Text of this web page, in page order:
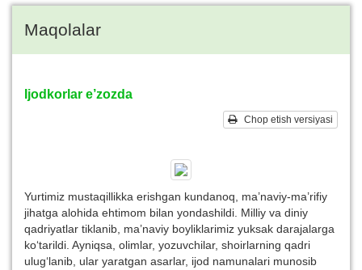
Maqolalar
Ijodkorlar e’zozda
Chop etish versiyasi
Yurtimiz mustaqillikka erishgan kundanoq, ma’naviy-ma’rifiy
jihatga alohida ehtimom bilan yondashildi. Milliy va diniy
qadriyatlar tiklanib, ma’naviy boyliklarimiz yuksak darajalarga
ko‘tarildi. Ayniqsa, olimlar, yozuvchilar, shoirlarning qadri
ulug‘lanib, ular yaratgan asarlar, ijod namunalari munosib